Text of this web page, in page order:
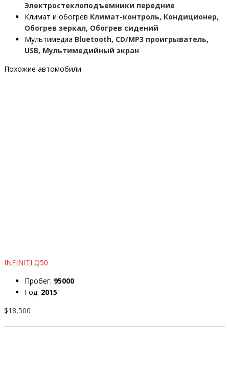
Электростеклоподъемники передние
Климат и обогрев Климат-контроль, Кондиционер,
Обогрев зеркал, Обогрев сидений
Мультимедиа Bluetooth, CD/MP3 проигрыватель,
USB, Мультимедийный экран
Похожие автомобили
INFINITI Q50
Пробег: 95000
Год: 2015
$18,500